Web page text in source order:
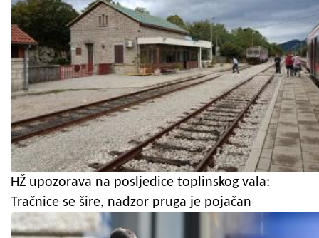
HŽ upozorava na posljedice toplinskog vala:
Tračnice se šire, nadzor pruga je pojačan